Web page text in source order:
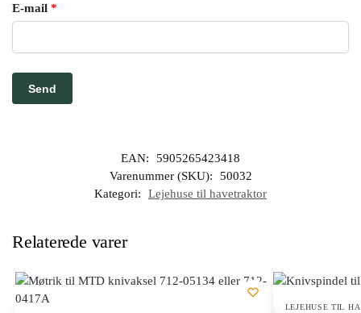
E-mail *
EAN:
5905265423418
Varenummer (SKU):
50032
Kategori:
Lejehuse til havetraktor
Relaterede varer
LEJEHUSE TIL